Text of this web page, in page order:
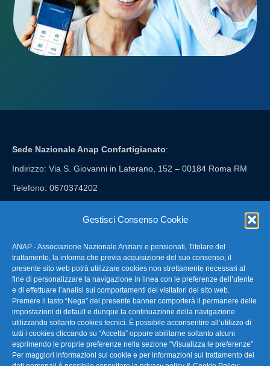
Gestisci Consenso Cookie
ANAP - Associazione Nazionale Anziani e pensionati, Titolare del
trattamento, la informa che previa acquisizione del suo consenso, il
presente sito web potrà utilizzare cookies non strettamente necessari al
fine di personalizzare la navigazione in linea con le preferenze dell’utente
e di effettuare l’analisi sui comportamenti dei visitatori del sito web.
Premere il tasto “Nega” del presente banner comporterà il permanere delle
impostazioni di default e dunque la continuazione della navigazione
utilizzando soltanto cookies tecnici. È possibile acconsentire all’utilizzo di
tutti i cookies cliccando su “Accetta” oppure abilitarne soltanto alcuni
esprimendo le proprie preferenze nella sezione “Visualizza le preferenze”
Per maggiori informazioni sui cookie e per informazioni sul trattamento dei
Sede Nazionale Anap Confartigianato:
Indirizzo: Via S. Giovanni in Laterano, 152 – 00184 Roma RM
Telefono: 0670374202
FAQ – Domande Frequenti
La nostra Newsletter
Link Utili
TG Confartigianato